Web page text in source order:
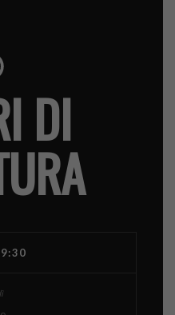
DI